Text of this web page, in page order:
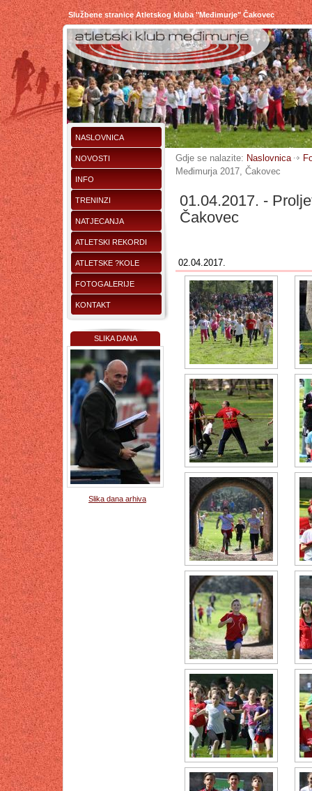
Službene stranice Atletskog kluba "Međimurje" Čakovec
NASLOVNICA
NOVOSTI
INFO
TRENINZI
NATJECANJA
ATLETSKI REKORDI
ATLETSKE ?KOLE
FOTOGALERIJE
KONTAKT
SLIKA DANA
Slika dana arhiva
Gdje se nalazite: Naslovnica
Međimurja 2017, Čakovec
01.04.2017. -
Čakovec
02.04.2017.